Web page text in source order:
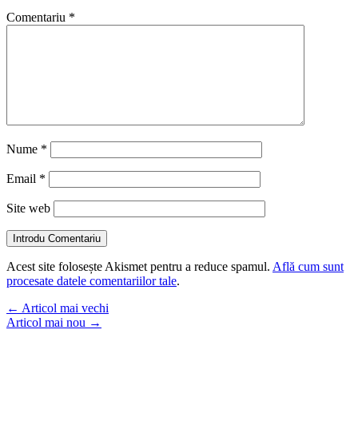
Comentariu *
Nume *
Email *
Site web
Introdu Comentariu
Acest site folosește Akismet pentru a reduce spamul. Află cum sunt
procesate datele comentariilor tale.
← Articol mai vechi
Articol mai nou →